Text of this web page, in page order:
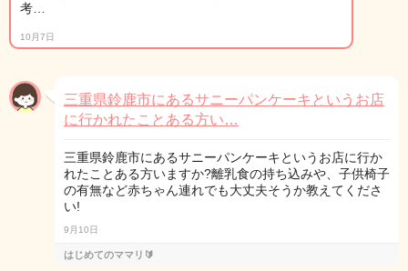
考…
10月7日
三重県鈴鹿市にあるサニーパンケーキというお店
に行かれたことある方い…
三重県鈴鹿市にあるサニーパンケーキというお店に行か
れたことある方いますか?離乳食の持ち込みや、子供椅子
の有無など赤ちゃん連れでも大丈夫そうか教えてくださ
い!
9月10日
はじめてのママリ🔰